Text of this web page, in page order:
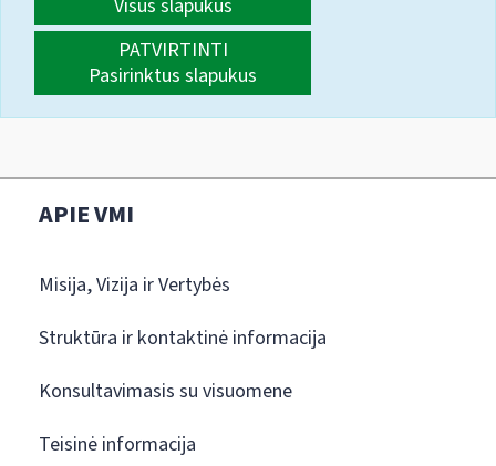
Visus slapukus
PATVIRTINTI
Pasirinktus slapukus
APIE VMI
Misija, Vizija ir Vertybės
Struktūra ir kontaktinė informacija
Konsultavimasis su visuomene
Teisinė informacija